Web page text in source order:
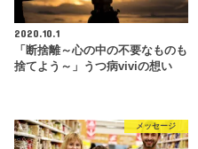
2020.10.1
「断捨離～心の中の不要なものも
捨てよう～」うつ病viviの想い
メッセージ